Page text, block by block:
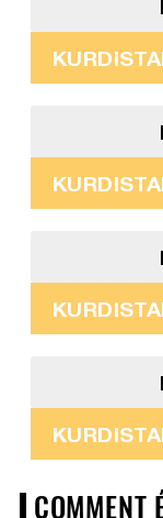
COMMENT